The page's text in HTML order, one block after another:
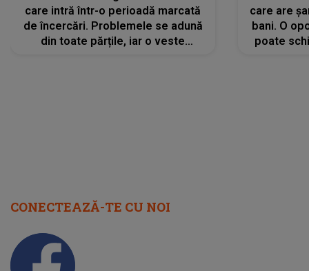
care intră într-o perioadă marcată
de încercări. Problemele se adună
din toate părțile, iar o veste
care are
bani. O
poate
CONECTEAZĂ-TE CU NOI